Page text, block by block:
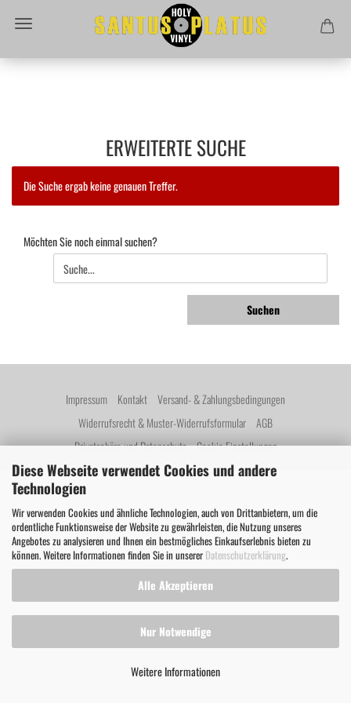
Diese Webseite verwendet Cookies und andere
Technologien
Wir verwenden Cookies und ähnliche Technologien, auch von Drittanbietern, um die
ordentliche Funktionsweise der Website zu gewährleisten, die Nutzung unseres
Angebotes zu analysieren und Ihnen ein bestmögliches Einkaufserlebnis bieten zu
können. Weitere Informationen finden Sie in unserer Datenschutzerklärung.
Alle Akzeptieren
Nur Notwendige
Weitere Informationen
ERWEITERTE SUCHE
Die Suche ergab keine genauen Treffer.
MÖCHTEN
Möchten Sie noch einmal suchen?
Suchen
Impressum Kontakt
Versand- & Zahlungsbedingungen
Widerrufsrecht & Muster-Widerrufsformular
AGB
Privatsphäre und Datenschutz
Cookie Einstellungen